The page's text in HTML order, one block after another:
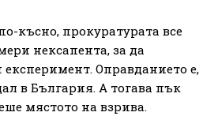
късно, прокуратурата все
нексапента, за да
експеримент. Оправданието е,
в България. А тогава пък
мястото на взрива.